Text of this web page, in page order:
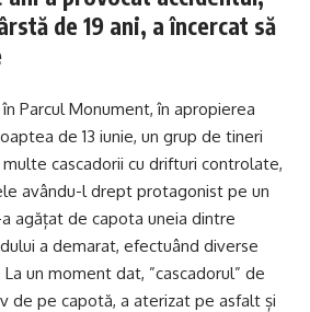
de 19 ani, a încercat să
Parcul Monument, în apropierea
de 13 iunie, un grup de tineri
cascadorii cu drifturi controlate,
avându-l drept protagonist pe un
agățat de capota uneia dintre
a demarat, efectuând diverse
un moment dat, ”cascadorul” de
de pe capotă, a aterizat pe asfalt și